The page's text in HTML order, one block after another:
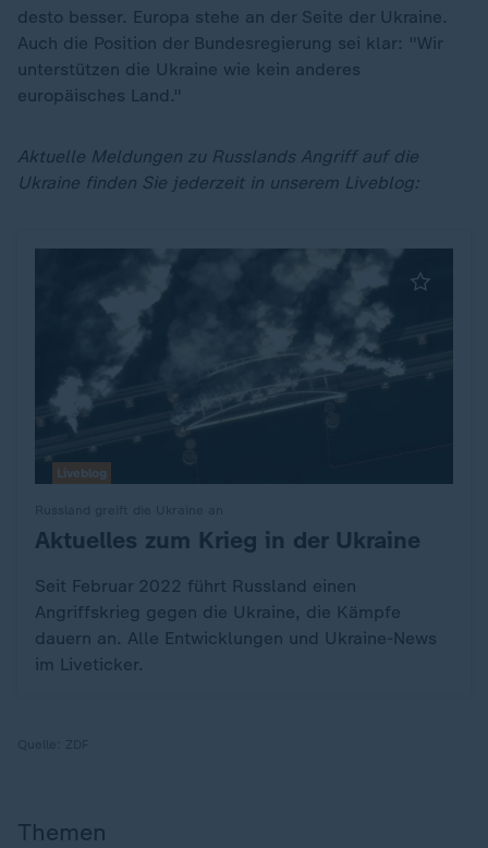
desto besser. Europa stehe an der Seite der Ukraine.
Auch die Position der Bundesregierung sei klar: "Wir
unterstützen die Ukraine wie kein anderes
europäisches Land."
Aktuelle Meldungen zu Russlands Angriff auf die
Ukraine finden Sie jederzeit in unserem Liveblog:
:
Aktuelles zum Krieg in der Ukraine
Seit Februar 2022 führt Russland einen
Angriffskrieg gegen die Ukraine, die Kämpfe
dauern an. Alle Entwicklungen und Ukraine-News
im Liveticker.
Liveblog
Themen